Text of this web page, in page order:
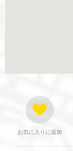
お気に入りに追加